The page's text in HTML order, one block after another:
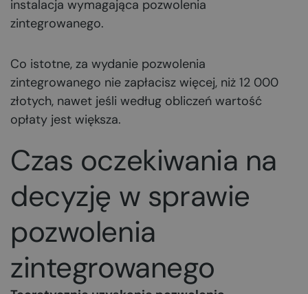
instalacja wymagająca pozwolenia
zintegrowanego.
Co istotne, za wydanie pozwolenia
zintegrowanego nie zapłacisz więcej, niż 12 000
złotych, nawet jeśli według obliczeń wartość
opłaty jest większa.
Czas oczekiwania na
decyzję w sprawie
pozwolenia
zintegrowanego